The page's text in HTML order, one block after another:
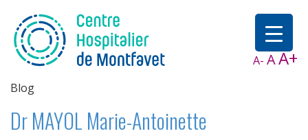
A- AA+
Blog
Dr MAYOL Marie-Antoinette